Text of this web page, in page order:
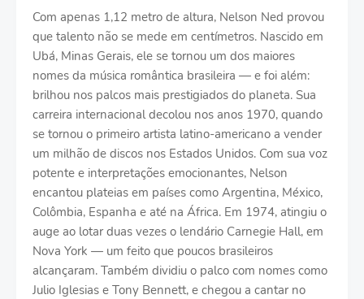
Com apenas 1,12 metro de altura, Nelson Ned provou
que talento não se mede em centímetros. Nascido em
Ubá, Minas Gerais, ele se tornou um dos maiores
nomes da música romântica brasileira — e foi além:
brilhou nos palcos mais prestigiados do planeta. Sua
carreira internacional decolou nos anos 1970, quando
se tornou o primeiro artista latino-americano a vender
um milhão de discos nos Estados Unidos. Com sua voz
potente e interpretações emocionantes, Nelson
encantou plateias em países como Argentina, México,
Colômbia, Espanha e até na África. Em 1974, atingiu o
auge ao lotar duas vezes o lendário Carnegie Hall, em
Nova York — um feito que poucos brasileiros
alcançaram. Também dividiu o palco com nomes como
Julio Iglesias e Tony Bennett, e chegou a cantar no